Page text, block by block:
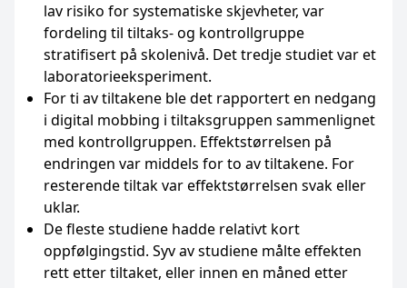
lav risiko for systematiske skjevheter, var
fordeling til tiltaks- og kontrollgruppe
stratifisert på skolenivå. Det tredje studiet var et
laboratorieeksperiment.
For ti av tiltakene ble det rapportert en nedgang
i digital mobbing i tiltaksgruppen sammenlignet
med kontrollgruppen. Effektstørrelsen på
endringen var middels for to av tiltakene. For
resterende tiltak var effektstørrelsen svak eller
uklar.
De fleste studiene hadde relativt kort
oppfølgingstid. Syv av studiene målte effekten
rett etter tiltaket, eller innen en måned etter